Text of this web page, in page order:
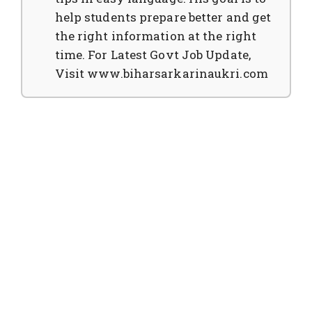
help students prepare better and get
the right information at the right
time. For Latest Govt Job Update,
Visit www.biharsarkarinaukri.com